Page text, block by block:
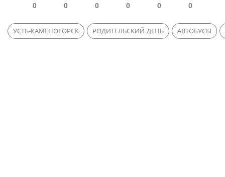
0 0 0 0 0 0
УСТЬ-КАМЕНОГОРСК РОДИТЕЛЬСКИЙ ДЕНЬ АВТОБУСЫ